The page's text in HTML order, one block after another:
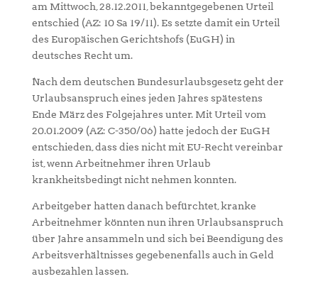
am Mittwoch, 28.12.2011, bekanntgegebenen Urteil
entschied (AZ: 10 Sa 19/11). Es setzte damit ein Urteil
des Europäischen Gerichtshofs (EuGH) in
deutsches Recht um.
Nach dem deutschen Bundesurlaubsgesetz geht der
Urlaubsanspruch eines jeden Jahres spätestens
Ende März des Folgejahres unter. Mit Urteil vom
20.01.2009 (AZ: C-350/06) hatte jedoch der EuGH
entschieden, dass dies nicht mit EU-Recht vereinbar
ist, wenn Arbeitnehmer ihren Urlaub
krankheitsbedingt nicht nehmen konnten.
Arbeitgeber hatten danach befürchtet, kranke
Arbeitnehmer könnten nun ihren Urlaubsanspruch
über Jahre ansammeln und sich bei Beendigung des
Arbeitsverhältnisses gegebenenfalls auch in Geld
ausbezahlen lassen.